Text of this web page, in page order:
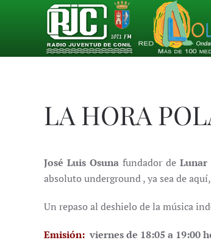
Skip to main content
LA HORA
José Luis Osuna fundador deLunar
absoluto underground , ya sea de
Un repaso al deshielo de la música
Emisión: viernes de 18:05 a 19:00